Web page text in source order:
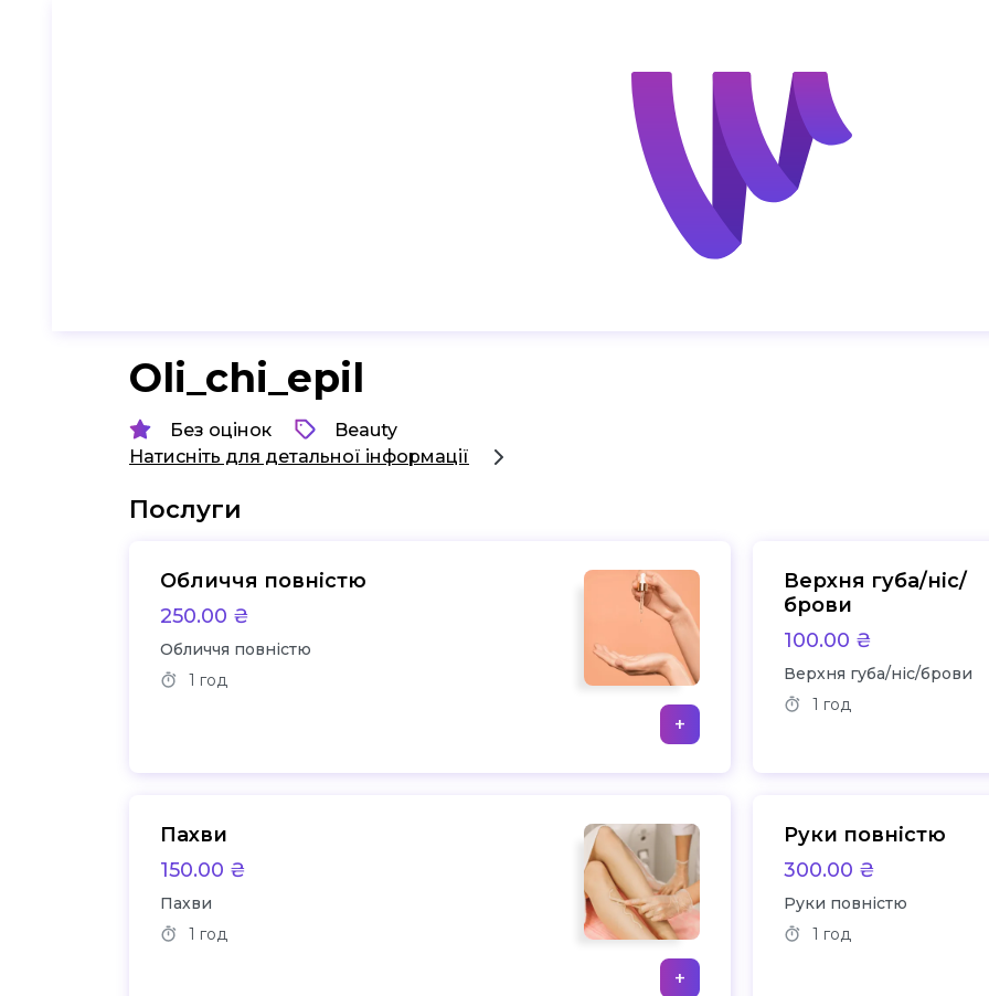
Oli_chi_epil
Без оцінок
Beauty
Натисніть для детальної інформації
Послуги
Обличчя повністю
250.00 ₴
Обличчя повністю
1 год
+
Верхня губа/ніс/
брови
100.00 ₴
Верхня губа/ніс/брови
1 год
Пахви
150.00 ₴
Пахви
1 год
+
Руки повністю
300.00 ₴
Руки повністю
1 год